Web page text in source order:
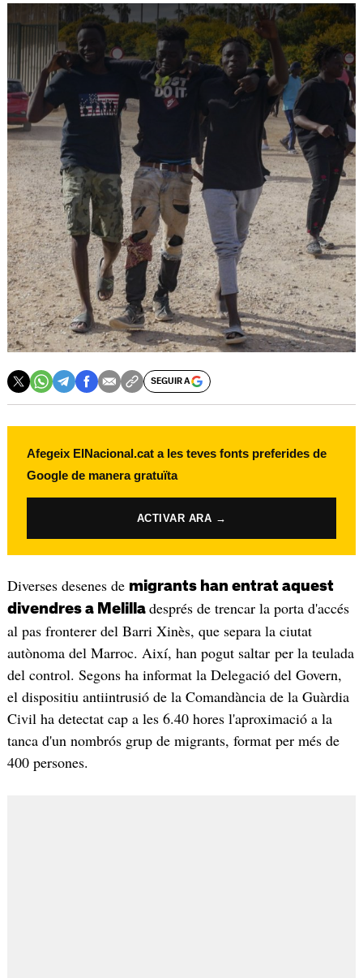
SEGUIR A
Afegeix ElNacional.cat a les teves fonts preferides de
Google de manera gratuïta
ACTIVAR ARA →
Diverses desenes de migrants han entrat aquest
divendres a Melilla després de trencar la porta d'accés
al pas fronterer del Barri Xinès, que separa la ciutat
autònoma del Marroc. Així, han pogut saltar per la teulada
del control. Segons ha informat la Delegació del Govern,
el dispositiu antiintrusió de la Comandància de la Guàrdia
Civil ha detectat cap a les 6.40 hores l'aproximació a la
tanca d'un nombrós grup de migrants, format per més de
400 persones.